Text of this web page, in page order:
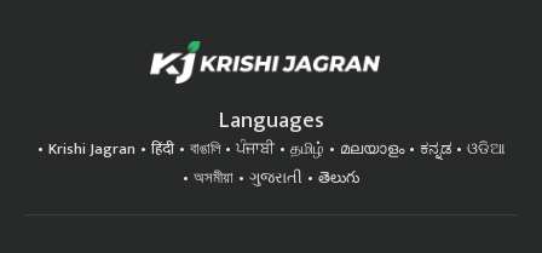
Languages
Krishi Jagran हिंदी বাঙালি ਪੰਜਾਬੀ தமிழ் മലയാളം ಕನ್ನಡ
ଓଡିଆ
অসমীয়া
ગુજરાતી తెలుగు